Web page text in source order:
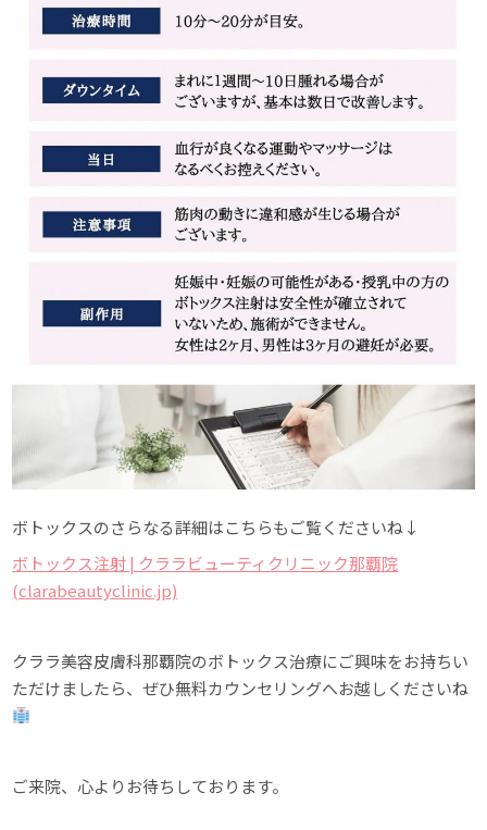
ボトックスのさらなる詳細はこちらもご覧くださいね↓
ボトックス注射 | クララビューティクリニック那覇院
(clarabeautyclinic.jp)
クララ美容皮膚科那覇院のボトックス治療にご興味をお持ちい
ただけましたら、ぜひ無料カウンセリングへお越しくださいね
ご来院、心よりお待ちしております。